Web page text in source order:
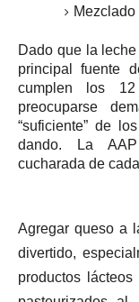
Dado que la
principal fuente
cumplen los
preocuparse
“suficiente” de
dando.
La
cucharada de
Agregar queso a
divertido,
productos